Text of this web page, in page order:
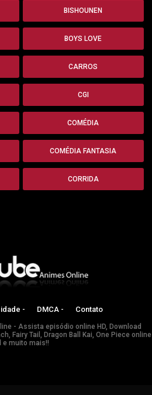
BISHOUNEN
BOYS LOVE
CARROS
CGI
COMÉDIA
COMÉDIA FANTASIA
CORRIDA
- DMCA - Contato
- Assista episódio online HD, Download
Fairy Tail, Dragon Ball Kai, One Piece online
e muito mais!!